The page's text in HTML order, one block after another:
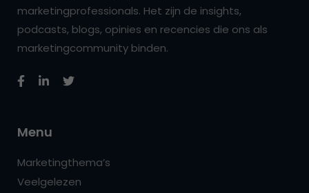
marketingprofessionals. Het zijn de insights,
podcasts, blogs, opinies en recencies die ons als
marketingcommunity binden.
Menu
Marketingthema’s
Veelgelezen